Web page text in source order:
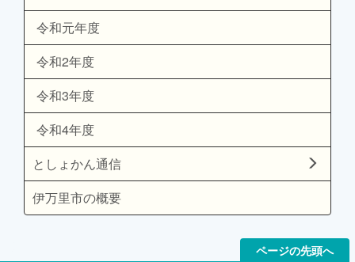
令和元年度
令和2年度
令和3年度
令和4年度
としょかん通信
伊万里市の概要
ページの先頭へ